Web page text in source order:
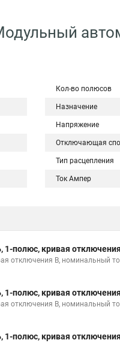
Кол-во полюсов
Назначение
Напряжение
Отключающая
Тип расцепления
Ток Ампер
полюс, кривая
отключения B, номинальный
полюс, кривая
отключения B, номинальный
полюс, кривая